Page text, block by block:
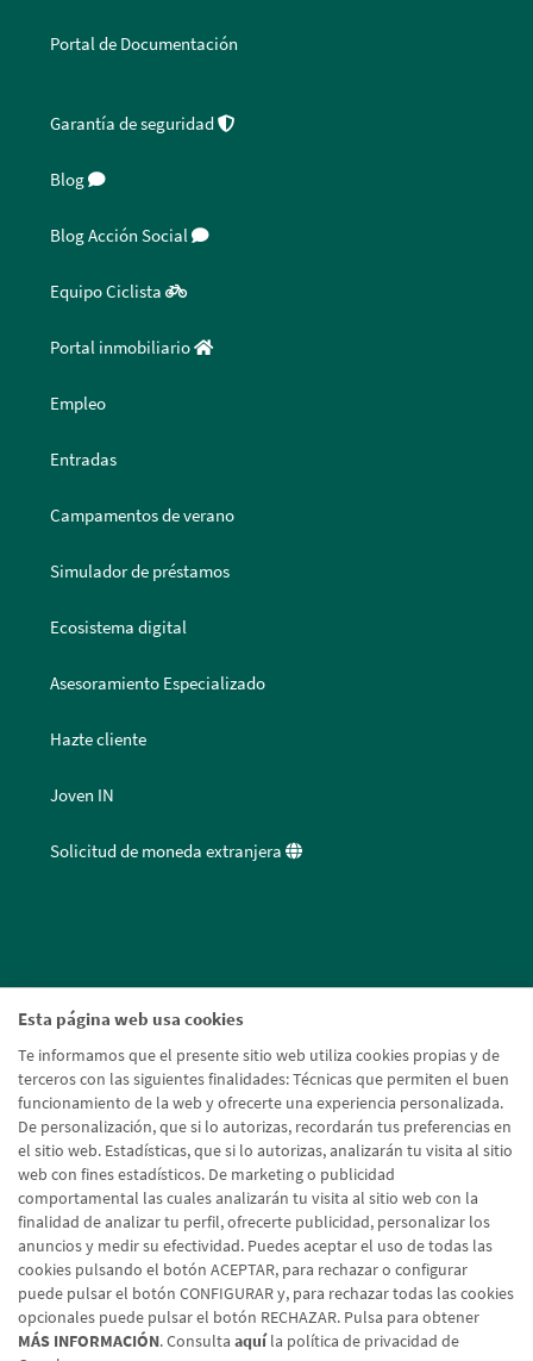
Esta página web usa cookies
Te informamos que el presente sitio web utiliza cookies propias y de
terceros con las siguientes finalidades: Técnicas que permiten el buen
funcionamiento de la web y ofrecerte una experiencia personalizada.
De personalización, que si lo autorizas, recordarán tus preferencias en
el sitio web. Estadísticas, que si lo autorizas, analizarán tu visita al sitio
web con fines estadísticos. De marketing o publicidad
comportamental las cuales analizarán tu visita al sitio web con la
finalidad de analizar tu perfil, ofrecerte publicidad, personalizar los
anuncios y medir su efectividad. Puedes aceptar el uso de todas las
cookies pulsando el botón ACEPTAR, para rechazar o configurar
puede pulsar el botón CONFIGURAR y, para rechazar todas las cookies
opcionales puede pulsar el botón RECHAZAR. Pulsa para obtener
MÁS INFORMACIÓN. Consulta aquíla política de privacidad de
Portal de Documentación
Garantía de seguridad
Blog
Blog Acción Social
Equipo Ciclista
Portal inmobiliario
Empleo
Entradas
Campamentos de verano
Simulador de préstamos
Ecosistema digital
Asesoramiento Especializado
Hazte cliente
Joven IN
Solicitud de moneda extranjera